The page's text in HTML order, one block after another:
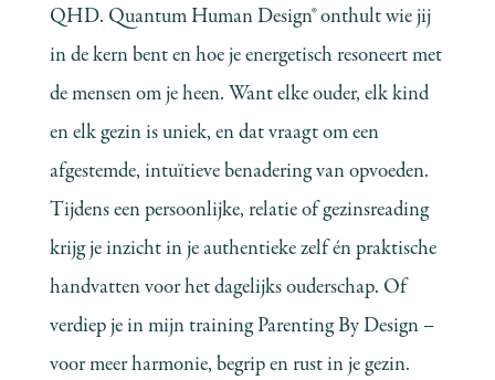
QHD. Quantum Human Design® onthult wie jij
in de kern bent en hoe je energetisch resoneert met
de mensen om je heen. Want elke ouder, elk kind
en elk gezin is uniek, en dat vraagt om een
afgestemde, intuïtieve benadering van opvoeden.
Tijdens een persoonlijke, relatie of gezinsreading
krijg je inzicht in je authentieke zelf én praktische
handvatten voor het dagelijks ouderschap. Of
verdiep je in mijn training Parenting By Design –
voor meer harmonie, begrip en rust in je gezin.